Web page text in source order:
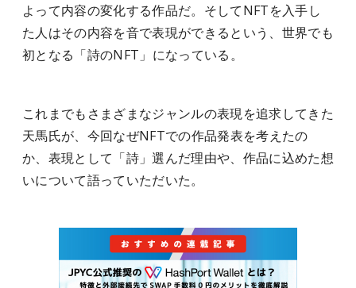
よって内容の変化する作品だ。そしてNFTを入手し
た人はその内容を音で表現ができるという、世界でも
初となる「詩のNFT」になっている。
これまでもさまざまなジャンルの表現を追求してきた
天馬氏が、今回なぜNFTでの作品発表を考えたの
か、表現として「詩」選んだ理由や、作品に込めた想
いについて語っていただいた。